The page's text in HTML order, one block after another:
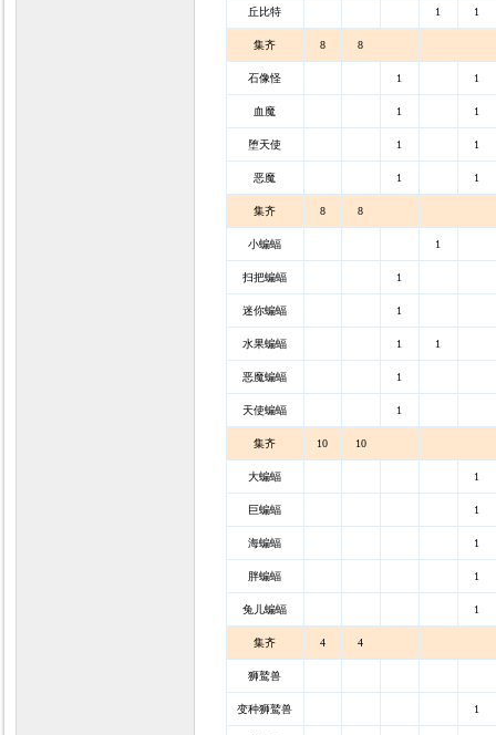
丘比特 1 1
集齐 8 8
石像怪 1 1
血魔 1 1
堕天使 1 1
恶魔 1 1
集齐 8 8
小蝙蝠 1
扫把蝙蝠 1
迷你蝙蝠 1
水果蝙蝠 1 1
恶魔蝙蝠 1
天使蝙蝠 1
集齐 10 10
大蝙蝠 1
巨蝙蝠 1
海蝙蝠 1
胖蝙蝠 1
兔儿蝙蝠 1
集齐 4 4
狮鹫兽
变种狮鹫兽 1